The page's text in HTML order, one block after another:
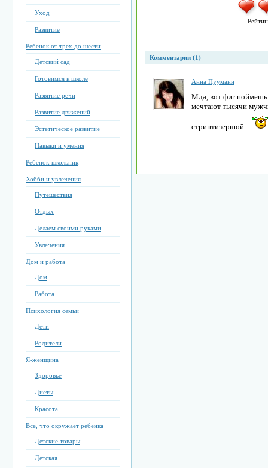
Уход
Развитие
Ребенок от трех до шести
Детский сад
Готовимся к школе
Развитие речи
Развитие движений
Эстетическое развитие
Навыки и умения
Ребенок-школьник
Хобби и увлечения
Путешествия
Отдых
Делаем своими руками
Увлечения
Дом и работа
Дом
Работа
Психология семьи
Дети
Родители
Я-женщина
Здоровье
Диеты
Красота
Все, что окружает ребенка
Детские товары
Детская
Комментарии (1)
Анна Пууманн
Мда, вот фиг
мечтают тысячи
стриптизершой...